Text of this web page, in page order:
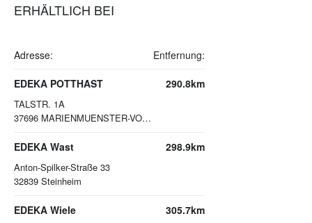
ERHÄLTLICH BEI
Adresse: Entfernung:
EDEKA POTTHAST
TALSTR. 1A
37696 MARIENMUENSTER-VOERDEN
290.8km
EDEKA Wast
Anton-Spilker-Straße 33
32839 Steinheim
298.9km
EDEKA Wiele 305.7km